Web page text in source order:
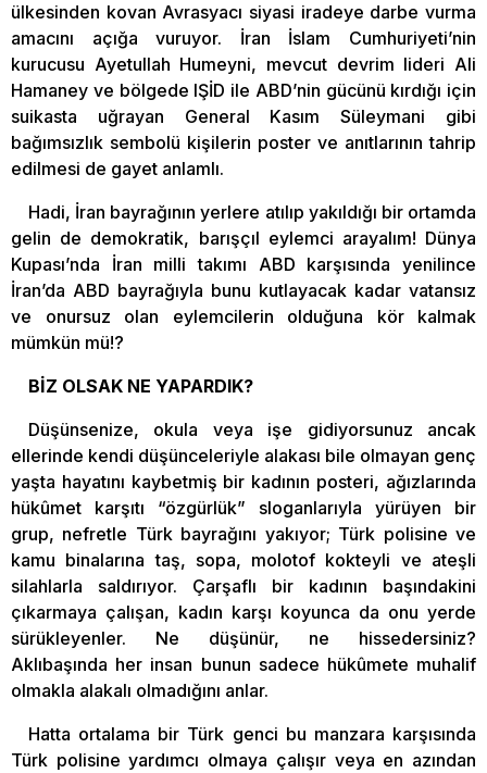
ülkesinden kovan Avrasyacı siyasi iradeye darbe vurma
amacını açığa vuruyor. İran İslam Cumhuriyeti’nin
kurucusu Ayetullah Humeyni, mevcut devrim lideri Ali
Hamaney ve bölgede IŞİD ile ABD’nin gücünü kırdığı için
suikasta uğrayan General Kasım Süleymani gibi
bağımsızlık sembolü kişilerin poster ve anıtlarının tahrip
edilmesi de gayet anlamlı.
Hadi, İran bayrağının yerlere atılıp yakıldığı bir ortamda
gelin de demokratik, barışçıl eylemci arayalım! Dünya
Kupası’nda İran milli takımı ABD karşısında yenilince
İran’da ABD bayrağıyla bunu kutlayacak kadar vatansız
ve onursuz olan eylemcilerin olduğuna kör kalmak
mümkün mü!?
BİZ OLSAK NE YAPARDIK?
Düşünsenize, okula veya işe gidiyorsunuz ancak
ellerinde kendi düşünceleriyle alakası bile olmayan genç
yaşta hayatını kaybetmiş bir kadının posteri, ağızlarında
hükûmet karşıtı “özgürlük” sloganlarıyla yürüyen bir
grup, nefretle Türk bayrağını yakıyor; Türk polisine ve
kamu binalarına taş, sopa, molotof kokteyli ve ateşli
silahlarla saldırıyor. Çarşaflı bir kadının başındakini
çıkarmaya çalışan, kadın karşı koyunca da onu yerde
sürükleyenler. Ne düşünür, ne hissedersiniz?
Aklıbaşında her insan bunun sadece hükûmete muhalif
olmakla alakalı olmadığını anlar.
Hatta ortalama bir Türk genci bu manzara karşısında
Türk polisine yardımcı olmaya çalışır veya en azından